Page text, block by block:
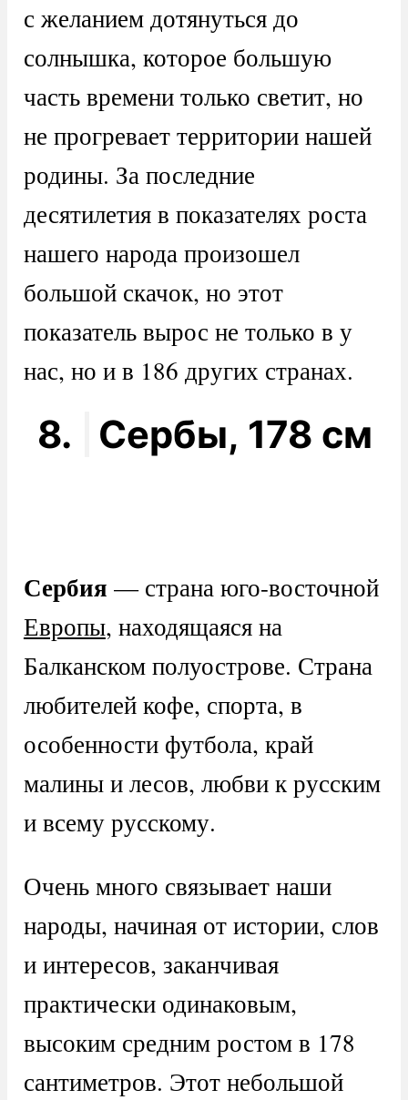
с желанием дотянуться до
солнышка, которое большую
часть времени только светит, но
не прогревает территории нашей
родины. За последние
десятилетия в показателях роста
нашего народа произошел
большой скачок, но этот
показатель вырос не только в у
нас, но и в 186 других странах.
8. Сербы, 178 см
Сербия — страна юго-восточной
Европы, находящаяся на
Балканском полуострове. Страна
любителей кофе, спорта, в
особенности футбола, край
малины и лесов, любви к русским
и всему русскому.
Очень много связывает наши
народы, начиная от истории, слов
и интересов, заканчивая
практически одинаковым,
высоким средним ростом в 178
сантиметров. Этот небольшой